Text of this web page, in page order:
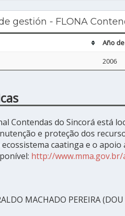
gestión - FLONA
Año
2006
Contendas do Sincorá está
e proteção dos
caatinga e o
http://
MACHADO PEREIRA